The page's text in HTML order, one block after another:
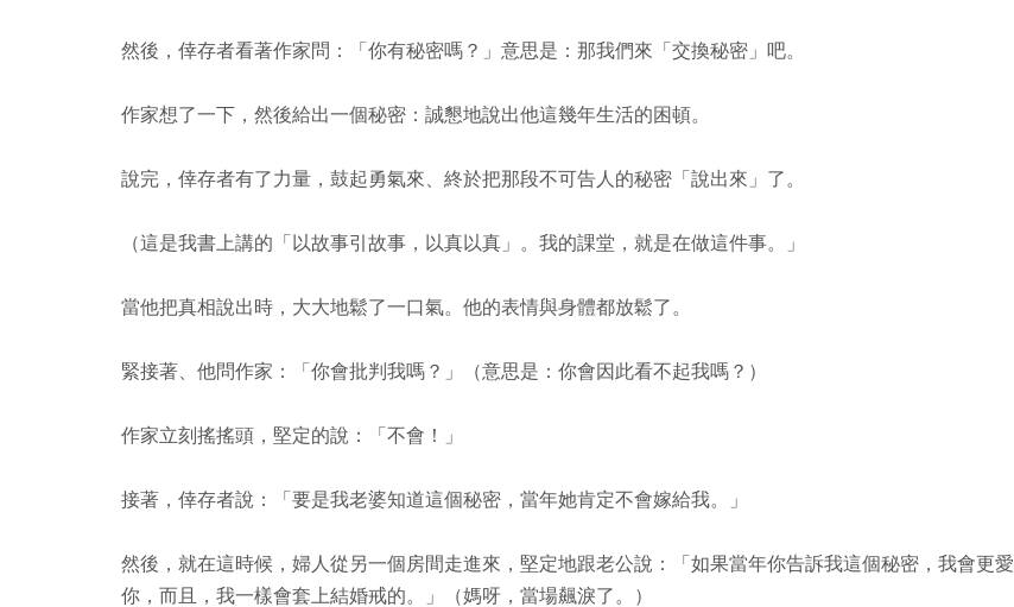
然後，倖存者看著作家問：「你有秘密嗎？」意思是：那我們來「交換秘密」吧。
作家想了一下，然後給出一個秘密：誠懇地說出他這幾年生活的困頓。
說完，倖存者有了力量，鼓起勇氣來、終於把那段不可告人的秘密「說出來」了。
（這是我書上講的「以故事引故事，以真以真」。我的課堂，就是在做這件事。」
當他把真相說出時，大大地鬆了一口氣。他的表情與身體都放鬆了。
緊接著、他問作家：「你會批判我嗎？」（意思是：你會因此看不起我嗎？）
作家立刻搖搖頭，堅定的說：「不會！」
接著，倖存者說：「要是我老婆知道這個秘密，當年她肯定不會嫁給我。」
然後，就在這時候，婦人從另一個房間走進來，堅定地跟老公說：「如果當年你告訴我這個秘密，我會更愛
你，而且，我一樣會套上結婚戒的。」（媽呀，當場飆淚了。）